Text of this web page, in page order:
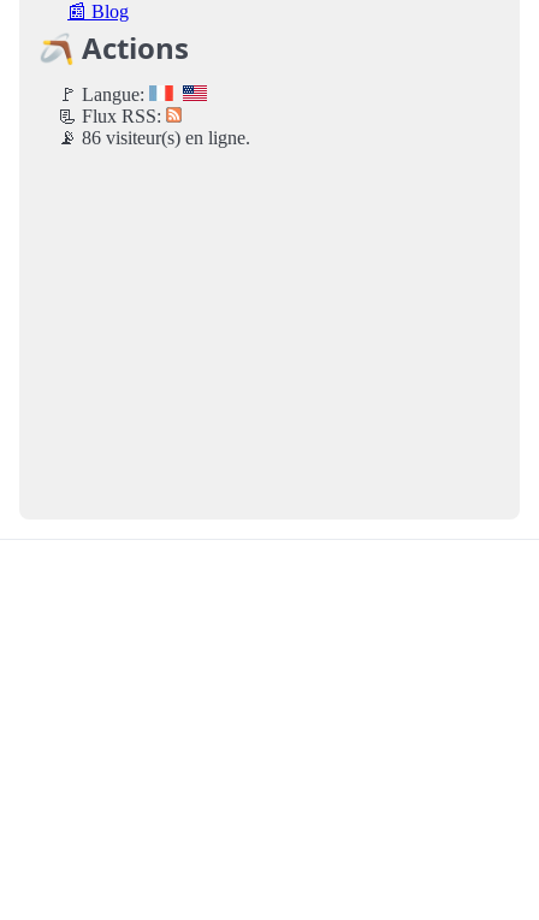
📰 Blog
🪃 Actions
🚩 Langue:
📃 Flux RSS:
📡 86 visiteur(s) en ligne.